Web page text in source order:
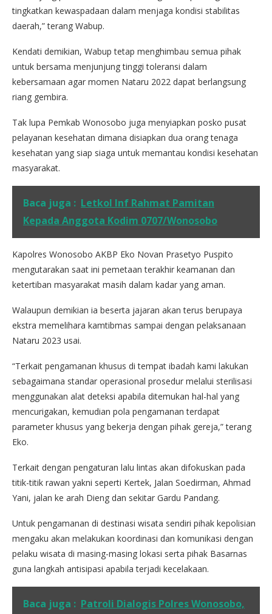
tingkatkan kewaspadaan dalam menjaga kondisi stabilitas
daerah,” terang Wabup.
Kendati demikian, Wabup tetap menghimbau semua pihak
untuk bersama menjunjung tinggi toleransi dalam
kebersamaan agar momen Nataru 2022 dapat berlangsung
riang gembira.
Tak lupa Pemkab Wonosobo juga menyiapkan posko pusat
pelayanan kesehatan dimana disiapkan dua orang tenaga
kesehatan yang siap siaga untuk memantau kondisi kesehatan
masyarakat.
Baca juga : Letkol Inf Rahmat Pamitan
Kepada Anggota Kodim 0707/Wonosobo
Kapolres Wonosobo AKBP Eko Novan Prasetyo Puspito
mengutarakan saat ini pemetaan terakhir keamanan dan
ketertiban masyarakat masih dalam kadar yang aman.
Walaupun demikian ia beserta jajaran akan terus berupaya
ekstra memelihara kamtibmas sampai dengan pelaksanaan
Nataru 2023 usai.
“Terkait pengamanan khusus di tempat ibadah kami lakukan
sebagaimana standar operasional prosedur melalui sterilisasi
menggunakan alat deteksi apabila ditemukan hal-hal yang
mencurigakan, kemudian pola pengamanan terdapat
parameter khusus yang bekerja dengan pihak gereja,” terang
Eko.
Terkait dengan pengaturan lalu lintas akan difokuskan pada
titik-titik rawan yakni seperti Kertek, Jalan Soedirman, Ahmad
Yani, jalan ke arah Dieng dan sekitar Gardu Pandang.
Untuk pengamanan di destinasi wisata sendiri pihak kepolisian
mengaku akan melakukan koordinasi dan komunikasi dengan
pelaku wisata di masing-masing lokasi serta pihak Basarnas
guna langkah antisipasi apabila terjadi kecelakaan.
Baca juga : Patroli Dialogis Polres Wonosobo,